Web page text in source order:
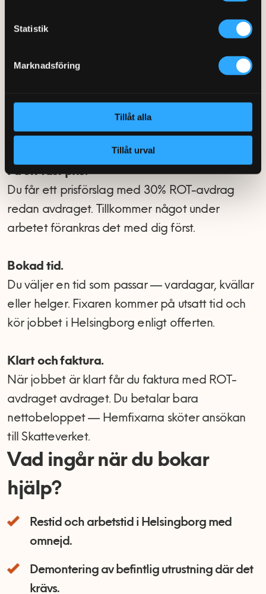
Statistik
Marknadsföring
Tillåt alla
Tillåt urval
Så går det till när du bokar
gärna en bild på blandaren, toaletten eller
utrymmet.
Få ett fast pris.
Du får ett prisförslag med 30% ROT-avdrag
redan avdraget. Tillkommer något under
arbetet förankras det med dig först.
Bokad tid.
Du väljer en tid som passar — vardagar, kvällar
eller helger. Fixaren kommer på utsatt tid och
kör jobbet i Helsingborg enligt offerten.
Klart och faktura.
När jobbet är klart får du faktura med ROT-
avdraget avdraget. Du betalar bara
nettobeloppet — Hemfixarna sköter ansökan
till Skatteverket.
Vad ingår när du bokar
hjälp?
Restid och arbetstid i Helsingborg med
omnejd.
Demontering av befintlig utrustning där det
krävs.